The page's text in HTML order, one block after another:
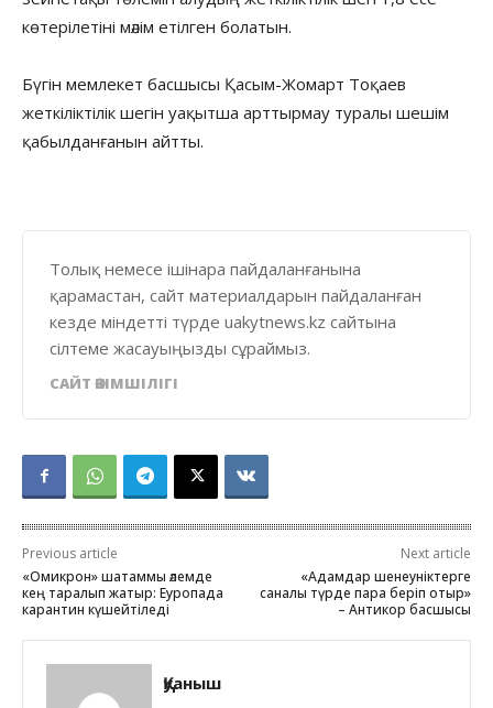
көтерілетіні мәлім етілген болатын.
Бүгін мемлекет басшысы Қасым-Жомарт Тоқаев
жеткіліктілік шегін уақытша арттырмау туралы шешім
қабылданғанын айтты.
Толық немесе ішінара пайдаланғанына
қарамастан, сайт материалдарын пайдаланған
кезде міндетті түрде uakytnews.kz сайтына
сілтеме жасауыңызды сұраймыз.
САЙТ ӘКІМШІЛІГІ
Previous article
«Омикрон» шатаммы әлемде
кең таралып жатыр: Еуропада
карантин күшейтіледі
Next article
«Адамдар шенеуніктерге
саналы түрде пара беріп отыр»
– Антикор басшысы
Қуаныш